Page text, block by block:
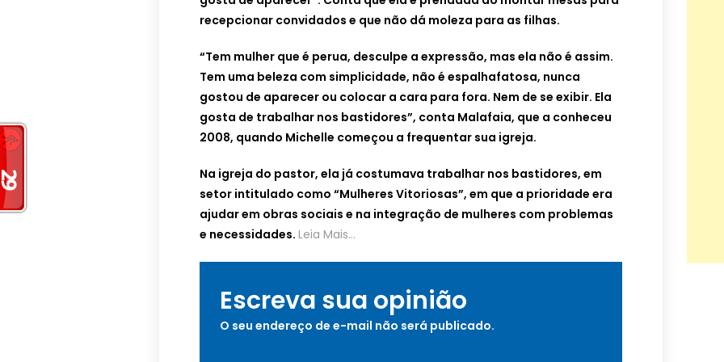
recepcionar convidados e que não dá moleza para as filhas.
“Tem mulher que é perua, desculpe a expressão, mas ela não é assim.
Tem uma beleza com simplicidade, não é espalhafatosa, nunca
gostou de aparecer ou colocar a cara para fora. Nem de se exibir. Ela
gosta de trabalhar nos bastidores”, conta Malafaia, que a conheceu
2008, quando Michelle começou a frequentar sua igreja.
Na igreja do pastor, ela já costumava trabalhar nos bastidores, em
setor intitulado como “Mulheres Vitoriosas”, em que a prioridade era
ajudar em obras sociais e na integração de mulheres com problemas
e necessidades. Leia Mais…
Escreva sua opinião
O seu endereço de e-mail não será publicado.